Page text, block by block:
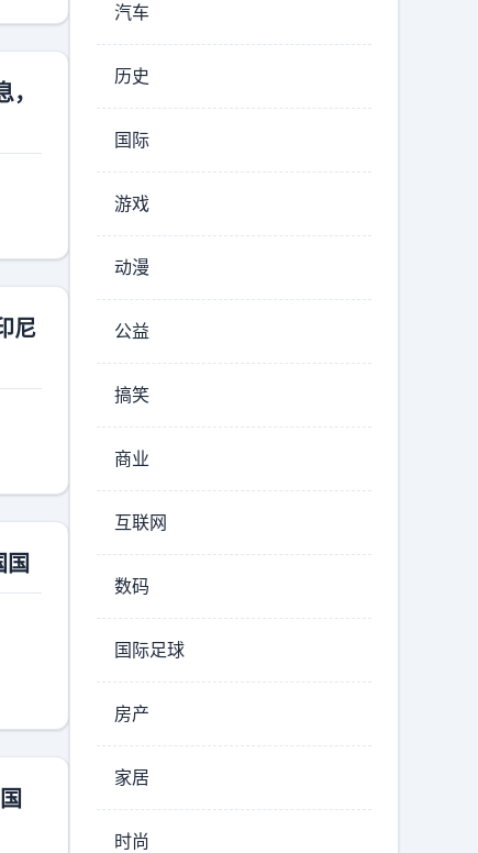
尼
汽车
历史
国际
游戏
动漫
公益
搞笑
商业
互联网
数码
国际足球
房产
家居
时尚